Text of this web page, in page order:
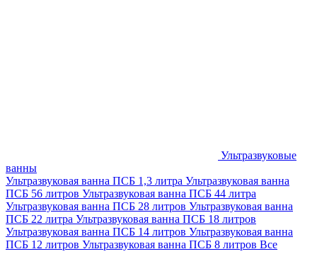
Ультразвуковые
ванны
Ультразвуковая ванна ПСБ 1,3 литра Ультразвуковая ванна
ПСБ 56 литров Ультразвуковая ванна ПСБ 44 литра
Ультразвуковая ванна ПСБ 28 литров Ультразвуковая ванна
ПСБ 22 литра Ультразвуковая ванна ПСБ 18 литров
Ультразвуковая ванна ПСБ 14 литров Ультразвуковая ванна
ПСБ 12 литров Ультразвуковая ванна ПСБ 8 литров Все